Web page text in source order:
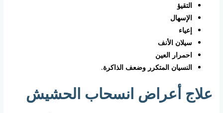
التقيؤ
الإسهال
إعياء
سيلان الأنف
احمرار العين
النسيان المتكرر وضعف الذاكرة.
علاج أعراض انسحاب الحشيش